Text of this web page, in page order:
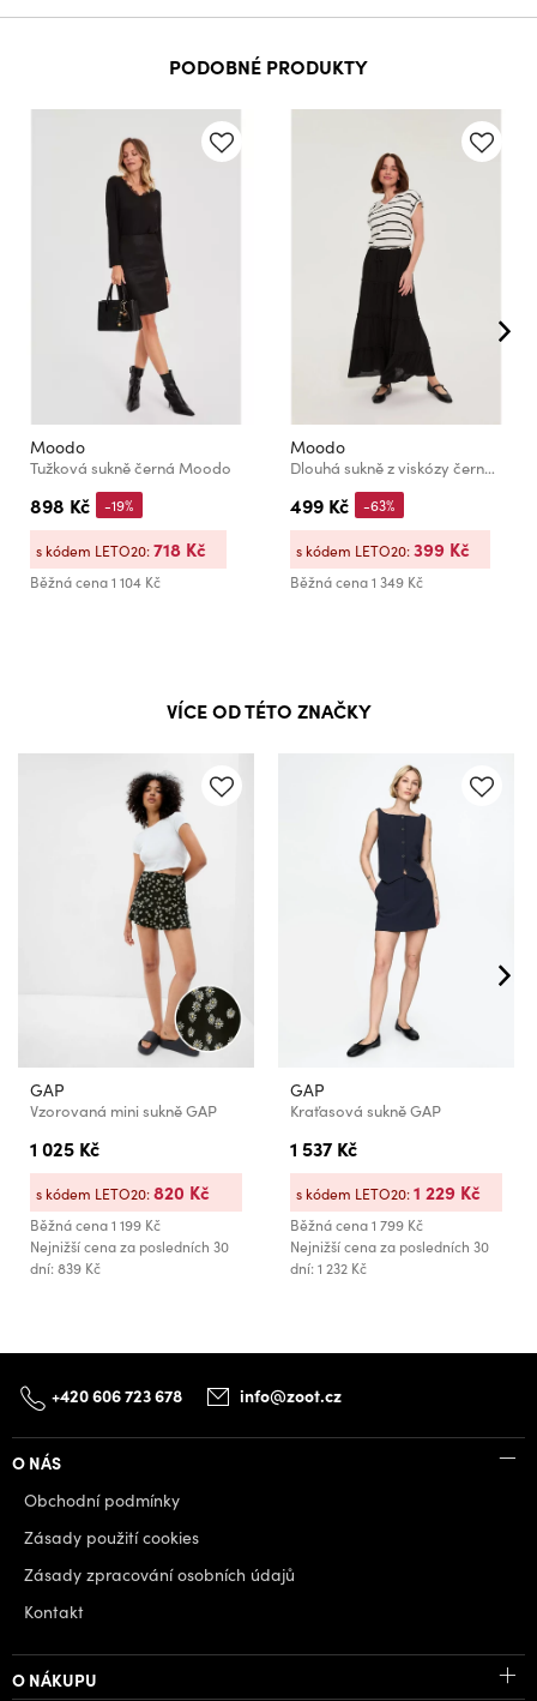
PODOBNÉ PRODUKTY
Moodo
Tužková sukně černá Moodo
898 Kč
Běžná cena1 104 Kč
-19%
s kódem LETO20:718 Kč
Moodo
Dlouhá sukně z viskózy černá Moodo
499 Kč
Běžná cena1 349 Kč
-63%
s kódem LETO20:399 Kč
VÍCE OD TÉTO ZNAČKY
GAP
Vzorovaná mini sukně GAP
1 025 Kč
Běžná cena1 199 Kč
Nejnižší cena za posledních 30
dní: 839 Kč
s kódem LETO20:820 Kč
GAP
Kraťasová sukně GAP
1 537 Kč
Běžná cena1 799 Kč
Nejnižší cena za posledních 30
dní: 1 232 Kč
s kódem LETO20:1 229 Kč
+420 606 723 678 info@zoot.cz
O NÁS
Obchodní podmínky
Zásady použití cookies
Zásady zpracování osobních údajů
Kontakt
O NÁKUPU